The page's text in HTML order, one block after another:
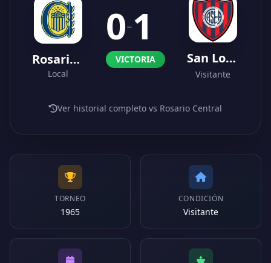
Rosario Central
Local
0-1
VICTORIA San Lorenzo
Visitante
Ver historial completo vs Rosario Central
TORNEO
1965
CONDICIÓN
Visitante